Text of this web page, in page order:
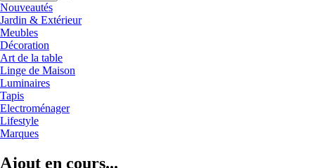
Nouveautés
Jardin & Extérieur
Meubles
Décoration
Art de la table
Linge de Maison
Luminaires
Tapis
Electroménager
Lifestyle
Marques
Ajout en cours...